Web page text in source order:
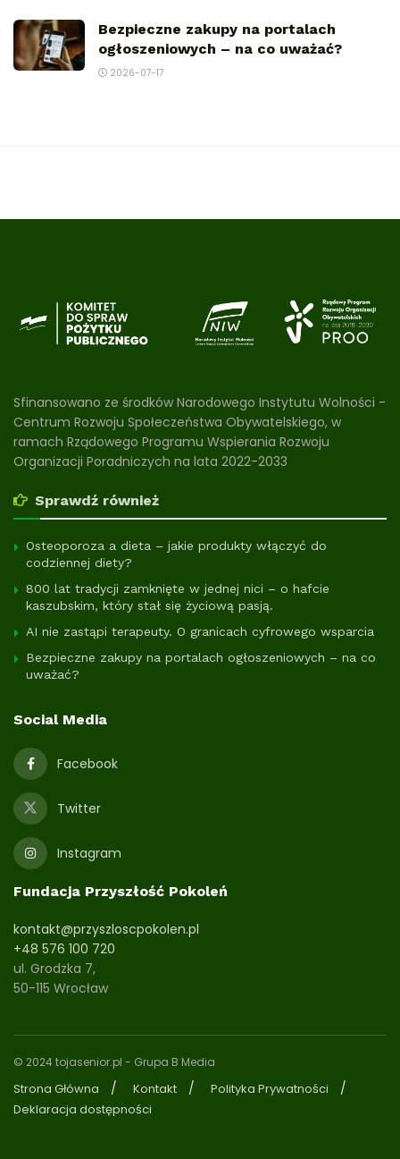
Bezpieczne zakupy na portalach
ogłoszeniowych – na co uważać?
2026-07-17
Sfinansowano ze środków Narodowego Instytutu Wolności -
Centrum Rozwoju Społeczeństwa Obywatelskiego, w
ramach Rządowego Programu Wspierania Rozwoju
Organizacji Poradniczych na lata 2022-2033
Sprawdź również
Osteoporoza a dieta – jakie produkty włączyć do
codziennej diety?
800 lat tradycji zamknięte w jednej nici – o hafcie
kaszubskim, który stał się życiową pasją.
AI nie zastąpi terapeuty. O granicach cyfrowego wsparcia
Bezpieczne zakupy na portalach ogłoszeniowych – na co
uważać?
Social Media
Facebook
Twitter
Instagram
Fundacja Przyszłość Pokoleń
kontakt@przyszloscpokolen.pl
+48 576 100 720
ul. Grodzka 7,
50-115 Wrocław
© 2024 tojasenior.pl - Grupa B Media
Strona Główna Kontakt
Polityka Prywatności
Deklaracja dostępności